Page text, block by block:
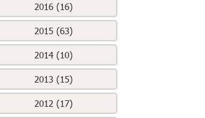
2016 (16)
2015 (63)
2014 (10)
2013 (15)
2012 (17)